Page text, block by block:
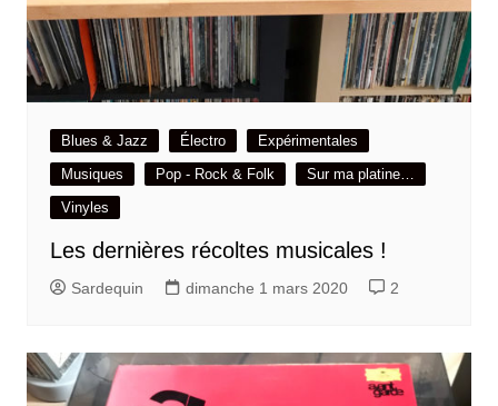
Blues & Jazz Électro
Expérimentales
Musiques
Pop - Rock & Folk
Sur ma platine…
Vinyles
Les dernières récoltes musicales !
Sardequin dimanche 1 mars 2020 2